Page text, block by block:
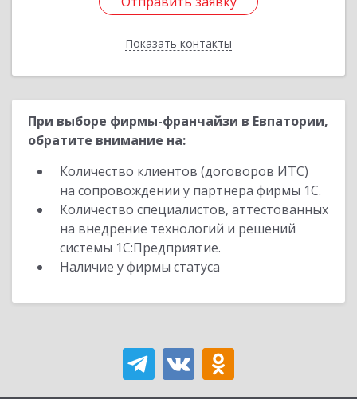
Показать контакты
Назад
При выборе фирмы-франчайзи в Евпатории,
обратите внимание на:
Количество клиентов (договоров ИТС)
на сопровождении у партнера фирмы 1С.
Количество специалистов, аттестованных
на внедрение технологий и решений
системы 1С:Предприятие.
Наличие у фирмы статуса